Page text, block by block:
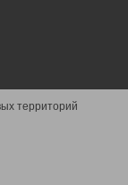
территорий